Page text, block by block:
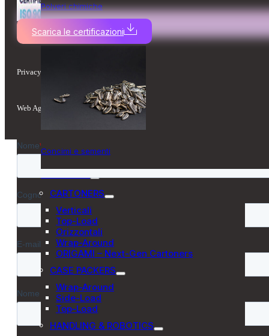
Polveri chimiche
Concimi e sementi
CARTONERS
Verticali
Top-Load
Orizzontali
Wrap-Around
ORIGAMI – Next-Gen Cartoners
CASE PACKERS
Wrap-Around
Side-Load
Top-Load
HANDLING & ROBOTICS
Scarica le certificazioni
Privacy Policy
Web Agency